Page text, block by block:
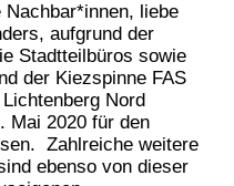
liebe
aufgrund der
Stadtteilbüros sowie
der Kiezspinne FAS
Nord
Mai 2020 für den
Zahlreiche weitere
ebenso von dieser